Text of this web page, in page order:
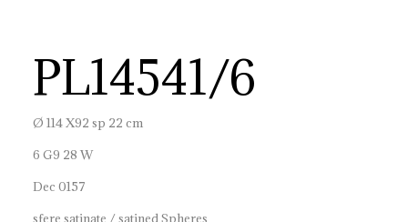
PL14541/6
Ø 114 X92 sp 22 cm
6 G9 28 W
Dec 0157
sfere satinate / satined Spheres